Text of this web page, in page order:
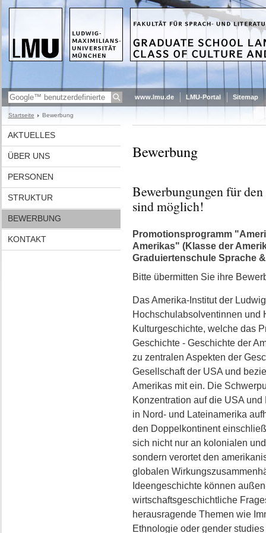
www.lmu.de LMU-Portal Sitemap
Startseite Bewerbung
AKTUELLES
ÜBER UNS
PERSONEN
STRUKTUR
BEWERBUNG
KONTAKT
Bewerbung
Bewerbungungen für
sind möglich!
Promotionsprogramm
Amerikas" (Klasse der
Graduiertenschule Sprache
Bitte übermitten Sie ihre
Das Amerika-Institut der
Hochschulabsolventinnen und
Kulturgeschichte, welche das
Geschichte - Geschichte der
zu zentralen Aspekten der
Gesellschaft der USA und
Amerikas mit ein. Die
Konzentration auf die USA
in Nord- und Lateinamerika
den Doppelkontinent
sich nicht nur an kolonialen
sondern verortet den
globalen
Ideengeschichte können
wirtschaftsgeschichtliche
herausragende Themen wie
Ethnologie oder gender